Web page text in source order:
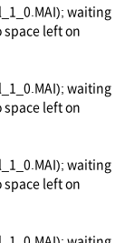
waiting
space left on
waiting
space left on
waiting
space left on